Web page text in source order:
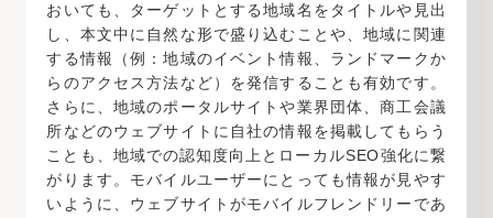
おいても、ターゲットとする地域名をタイトルや見出
し、本文中に自然な形で盛り込むことや、地域に関連
する情報（例：地域のイベント情報、ランドマークか
らのアクセス方法など）を発信することも有効です。
さらに、地域のポータルサイトや業界団体、商工会議
所などのウェブサイトに自社の情報を掲載してもらう
ことも、地域での認知度向上とローカルSEO強化に繋
がります。モバイルユーザーにとっても情報が見やす
いように、ウェブサイトがモバイルフレンドリーであ